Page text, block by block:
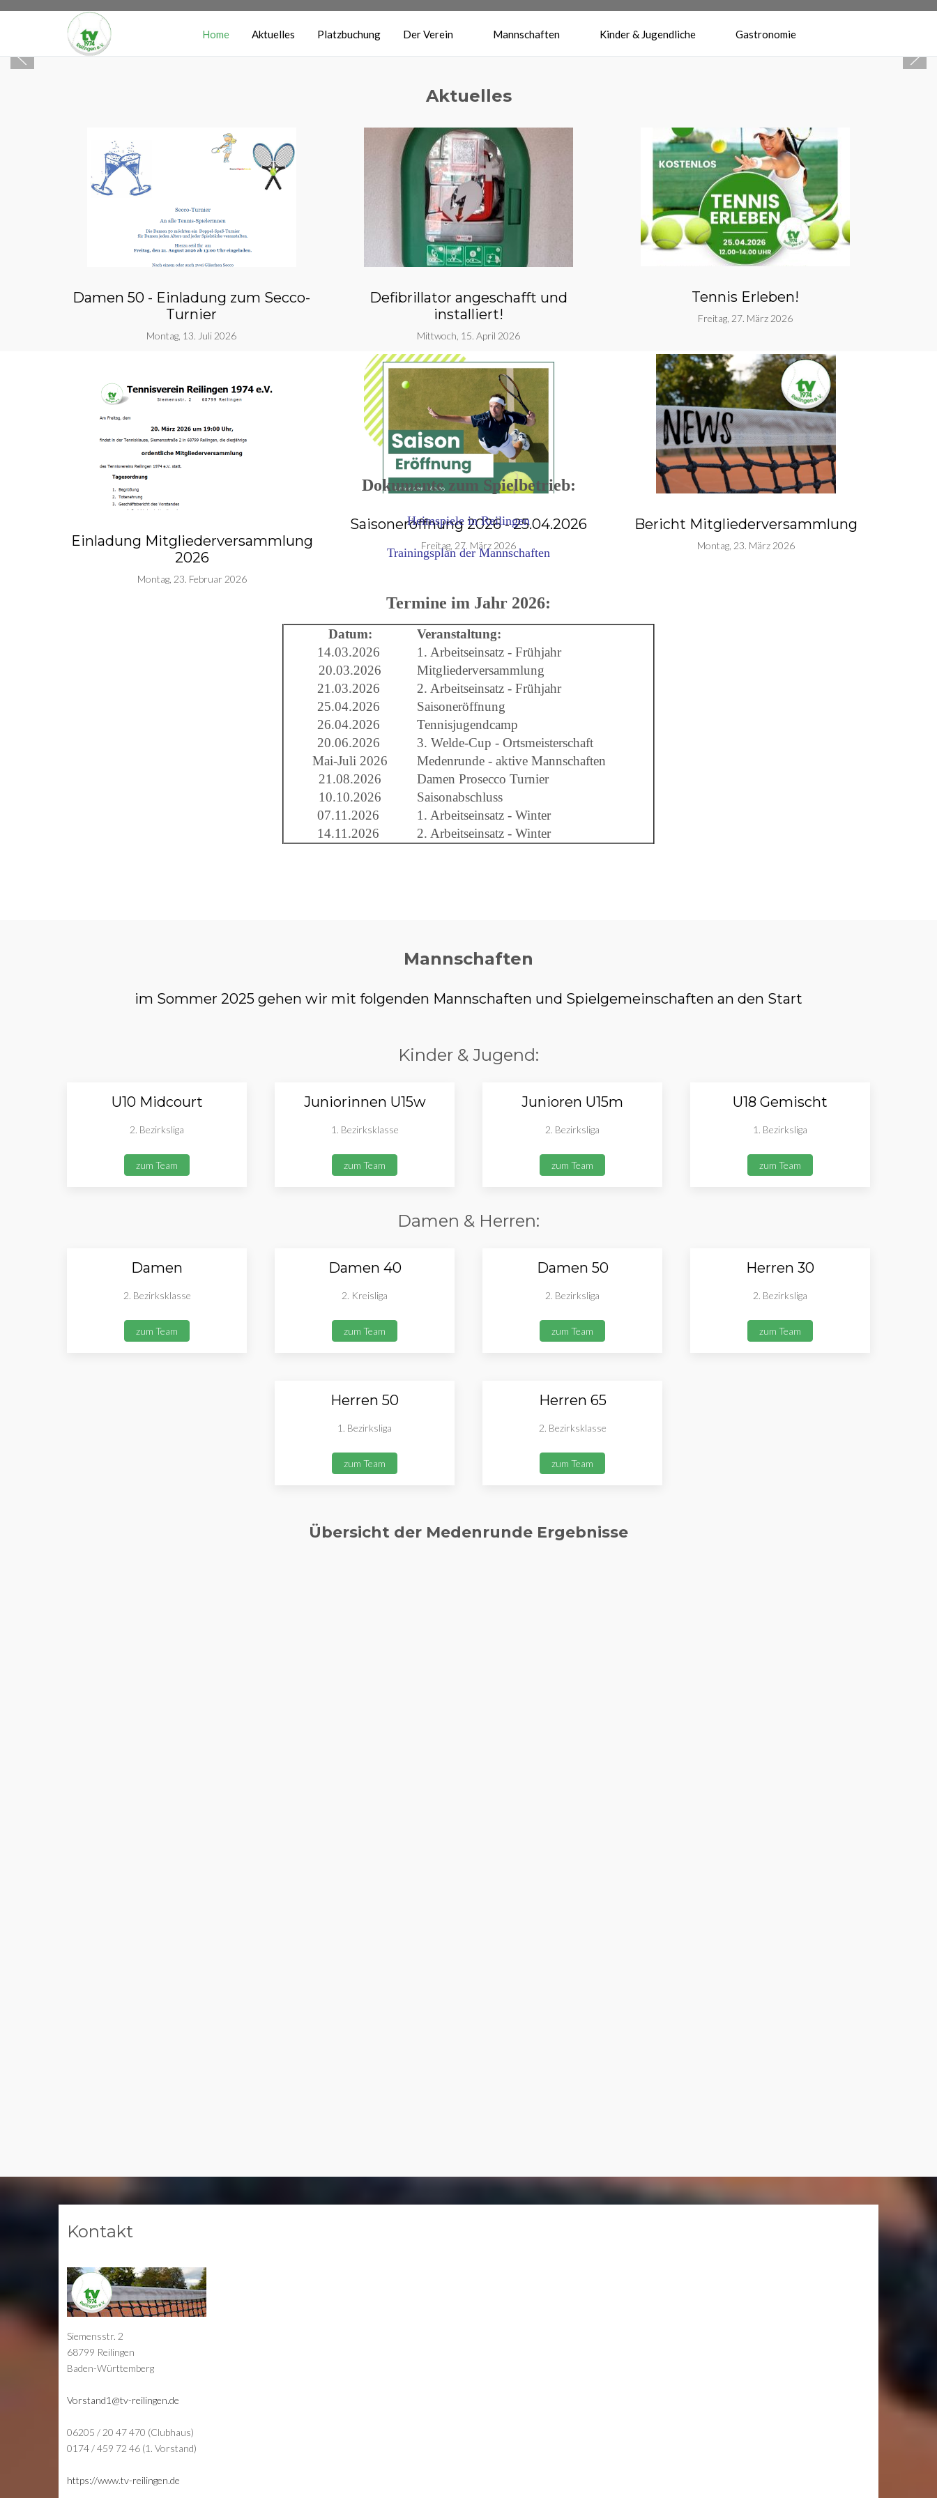
Home Aktuelles Platzbuchung Der Verein Mannschaften Kinder & Jugendliche Gastronomie
Tennisverein Reilingen 1974 e.V.
Aktuelles
Damen 50 - Einladung zum Secco-
Turnier
Montag, 13. Juli 2026
Defibrillator angeschafft und
installiert!
Mittwoch, 15. April 2026
Tennis Erleben!
Freitag, 27. März 2026
Saisoneröffnung 2026 - 25.04.2026
Freitag, 27. März 2026
Bericht Mitgliederversammlung
Montag, 23. März 2026
Einladung Mitgliederversammlung
2026
Montag, 23. Februar 2026
Dokumente zum Spielbetrieb:
Heimspiele in Reilingen
Trainingsplan der Mannschaften
Termine im Jahr 2026:
Datum:
Veranstaltung:
14.03.2026
1. Arbeitseinsatz - Frühjahr
20.03.2026
Mitgliederversammlung
21.03.2026
2. Arbeitseinsatz - Frühjahr
25.04.2026
Saisoneröffnung
26.04.2026
Tennisjugendcamp
20.06.2026
3. Welde-Cup - Ortsmeisterschaft
Mai-Juli 2026
Medenrunde - aktive Mannschaften
21.08.2026
Damen Prosecco Turnier
10.10.2026
Saisonabschluss
07.11.2026
1. Arbeitseinsatz - Winter
14.11.2026
2. Arbeitseinsatz - Winter
Mannschaften
im Sommer 2025 gehen wir mit folgenden Mannschaften und Spielgemeinschaften an den Start
Kinder & Jugend:
U10 Midcourt
2. Bezirksliga
zum Team
Juniorinnen U15w
1. Bezirksklasse
zum Team
Junioren U15m
2. Bezirksliga
zum Team
U18 Gemischt
1. Bezirksliga
zum Team
Damen & Herren:
Damen
2. Bezirksklasse
zum Team
Damen 40
2. Kreisliga
zum Team
Damen 50
2. Bezirksliga
zum Team
Herren 30
2. Bezirksliga
zum Team
Herren 50
1. Bezirksliga
zum Team
Herren 65
2. Bezirksklasse
zum Team
Übersicht der Medenrunde Ergebnisse
Kontakt
Siemensstr. 2
68799 Reilingen
Baden-Württemberg
Vorstand1@tv-reilingen.de
06205 / 20 47 470 (Clubhaus)
0174 / 459 72 46 (1. Vorstand)
https://www.tv-reilingen.de